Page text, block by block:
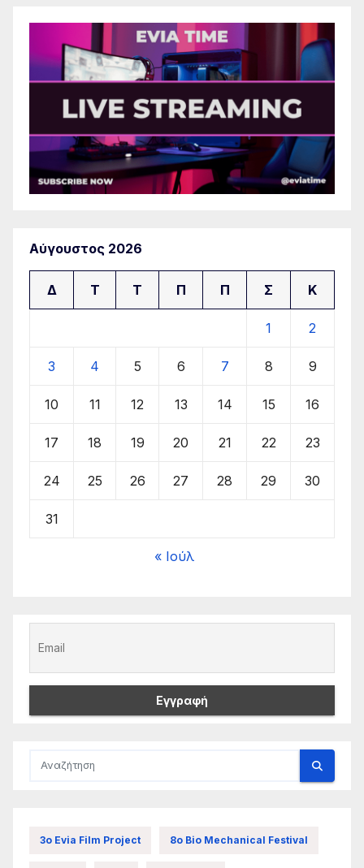
Αύγουστος 2026
Δ Τ Τ Π Π Σ Κ
1 2
3 4 5 6 7 8 9
10 11 12 13 14 15 16
17 18 19 20 21 22 23
24 25 26 27 28 29 30
31
« Ιούλ
3ο Evia Film Project 8ο Bio Mechanical Festival